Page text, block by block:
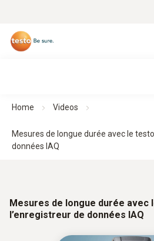
Home Videos
Mesures de longue durée avec le
données IAQ
Mesures de longue durée avec
l’enregistreur de données IAQ